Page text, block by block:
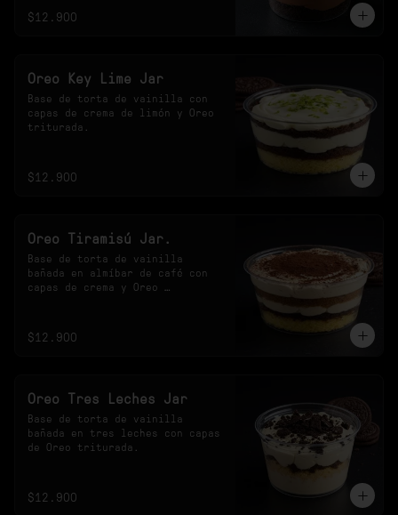
$12.900
Oreo Key Lime Jar
Base de torta de vainilla con
capas de crema de limón y Oreo
triturada.
$12.900
Oreo Tiramisú Jar.
Base de torta de vainilla
bañada en almíbar de café con
capas de crema y Oreo
$12.900
Oreo Tres Leches Jar
Base de torta de vainilla
bañada en tres leches con capas
de Oreo triturada.
$12.900